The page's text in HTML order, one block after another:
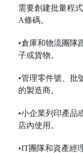
需要創建批量程
A條碼。
•倉庫和物流團隊
子或貨物。
•管理零件號、批
的製造商。
•小企業列印產品
店內使用。
•IT團隊和資產經